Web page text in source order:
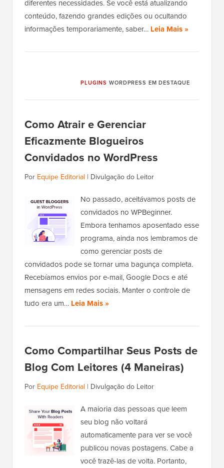
diferentes necessidades. Se você está atualizando
conteúdo, fazendo grandes edições ou ocultando
informações temporariamente, saber… Leia Mais »
PLUGINS WORDPRESS EM DESTAQUE
Como Atrair e Gerenciar
Eficazmente Blogueiros
Convidados no WordPress
Por Equipe Editorial | Divulgação do Leitor
No passado, aceitávamos posts de
convidados no WPBeginner.
Embora tenhamos aposentado esse
programa, ainda nos lembramos de
como gerenciar posts de
convidados pode se tornar uma bagunça completa.
Recebíamos envios por e-mail, Google Docs e até
mensagens em redes sociais. Manter o controle de
tudo era um… Leia Mais »
Como Compartilhar Seus Posts de
Blog Com Leitores (4 Maneiras)
Por Equipe Editorial | Divulgação do Leitor
A maioria das pessoas que leem
seu blog não voltará
automaticamente para ver se você
publicou novas postagens. Cabe a
você trazê-las de volta. Portanto,